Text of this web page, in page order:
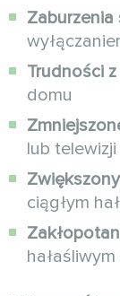
Zaburzenia
Trudności
domu
lub telewizji
ciągłym